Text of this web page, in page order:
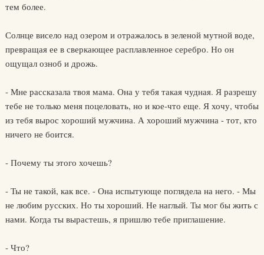
тем более.
Солнце висело над озером и отражалось в зеленой мутной воде,
превращая ее в сверкающее расплавленное серебро. Но он
ощущал озноб и дрожь.
- Мне рассказала твоя мама. Она у тебя такая чудная. Я разрешу
тебе не только меня поцеловать, но и кое-что еще. Я хочу, чтобы
из тебя вырос хороший мужчина. А хороший мужчина - тот, кто
ничего не боится.
- Почему ты этого хочешь?
- Ты не такой, как все. - Она испытующе поглядела на него. - Мы
не любим русских. Но ты хороший. Не наглый. Ты мог бы жить с
нами. Когда ты вырастешь, я пришлю тебе приглашение.
- Что?